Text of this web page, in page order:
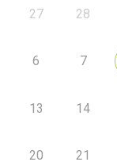
27 28
6 7
13 14
20 21